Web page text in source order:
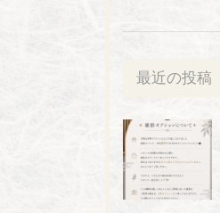
最近の投稿